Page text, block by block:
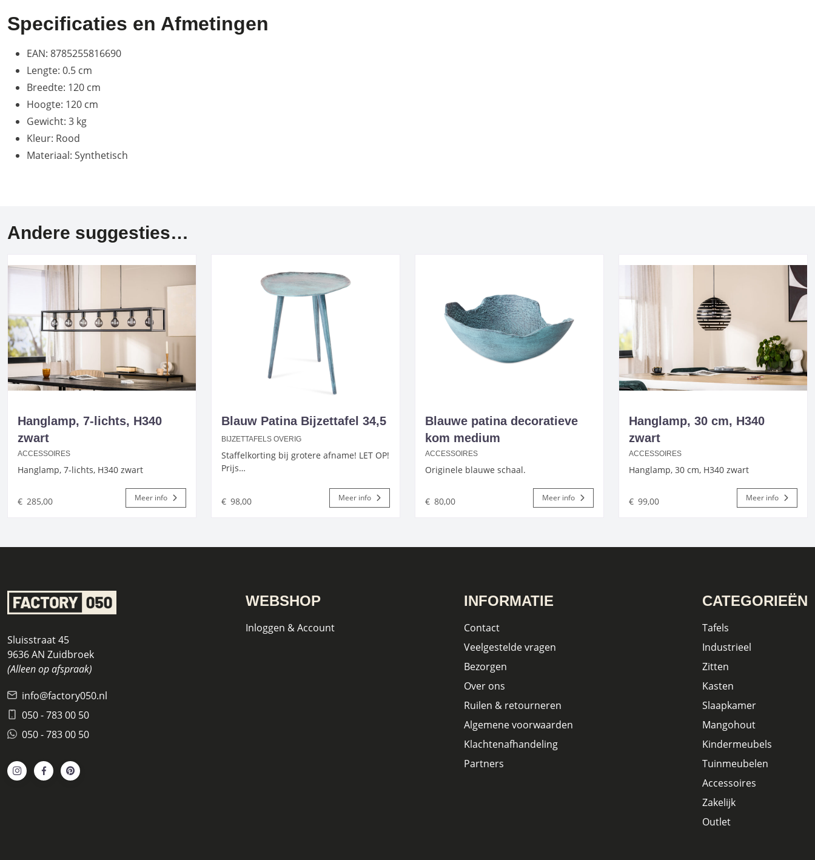
Specificaties en Afmetingen
EAN: 8785255816690
Lengte: 0.5 cm
Breedte: 120 cm
Hoogte: 120 cm
Gewicht: 3 kg
Kleur: Rood
Materiaal: Synthetisch
Andere suggesties…
Hanglamp, 7-lichts, H340
zwart
ACCESSOIRES
Hanglamp, 7-lichts, H340 zwart
€ 285,00 Meer info
Blauw Patina Bijzettafel 34,5
BIJZETTAFELS OVERIG
Staffelkorting bij grotere afname! LET OP!
Prijs…
€ 98,00 Meer info
Blauwe patina decoratieve
kom medium
ACCESSOIRES
Originele blauwe schaal.
€ 80,00 Meer info
Hanglamp, 30 cm, H340
zwart
ACCESSOIRES
Hanglamp, 30 cm, H340 zwart
€ 99,00 Meer info
Sluisstraat 45
9636 AN Zuidbroek
(Alleen op afspraak)
info@factory050.nl
050 - 783 00 50
050 - 783 00 50
WEBSHOP
Inloggen & Account
INFORMATIE
Contact
Veelgestelde vragen
Bezorgen
Over ons
Ruilen & retourneren
Algemene voorwaarden
Klachtenafhandeling
Partners
CATEGORIEËN
Tafels
Industrieel
Zitten
Kasten
Slaapkamer
Mangohout
Kindermeubels
Tuinmeubelen
Accessoires
Zakelijk
Outlet